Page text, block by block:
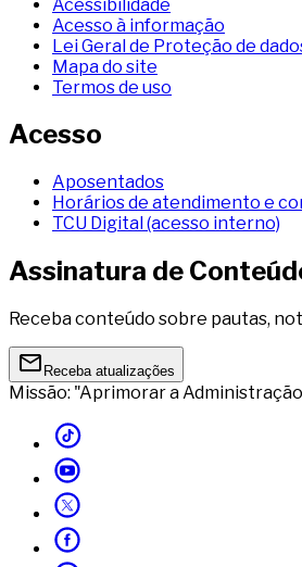
Acessibilidade
Acesso à informação
Lei Geral de Proteção de
Mapa do site
Termos de uso
Acesso
Aposentados
Horários de atendimento e
TCU Digital (acesso interno)
Assinatura de
Receba conteúdo sobre pautas,
Receba atualizações
Missão: "Aprimorar a